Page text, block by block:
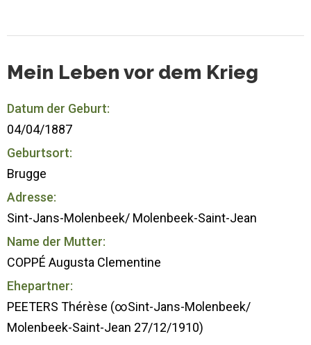
Mein Leben vor dem Krieg
Datum der Geburt:
04/04/1887
Geburtsort:
Brugge
Adresse:
Sint-Jans-Molenbeek/ Molenbeek-Saint-Jean
Name der Mutter:
COPPÉ Augusta Clementine
Ehepartner:
PEETERS Thérèse (∞Sint-Jans-Molenbeek/
Molenbeek-Saint-Jean 27/12/1910)